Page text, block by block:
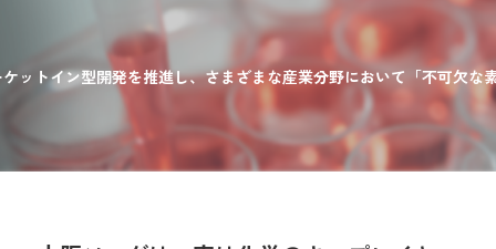
ットイン型開発を推進し、さまざまな産業分野において「不可欠な